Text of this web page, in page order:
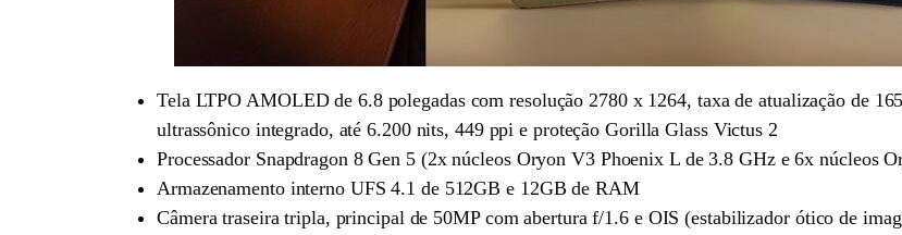
Tela LTPO AMOLED de 6.8 polegadas com resolução 2780 x 1264, taxa de atualização de
ultrassônico integrado, até 6.200 nits, 449 ppi e proteção Gorilla Glass Victus 2
Processador Snapdragon 8 Gen 5 (2x núcleos Oryon V3 Phoenix L de 3.8 GHz e 6x núcleos
Armazenamento interno UFS 4.1 de 512GB e 12GB de RAM
Câmera traseira tripla, principal de 50MP com abertura f/1.6 e OIS (estabilizador ótico de